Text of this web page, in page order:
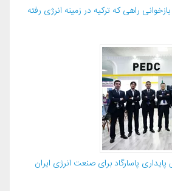
راهی که ترکیه در زمینه انرژی رفته
پاسارگاد برای صنعت انرژی ایران